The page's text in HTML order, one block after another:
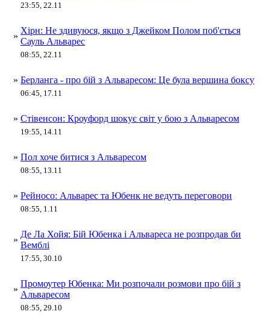
23:55, 22.11
»
Хірн: Не здивуюся, якщо з Джейком Полом поб'ється
Сауль Альварес
08:55, 22.11
» Берланга - про бій з Альваресом: Це була вершина боксу
06:45, 17.11
» Стівенсон: Кроуфорд шокує світ у бою з Альваресом
19:55, 14.11
» Пол хоче битися з Альваресом
08:55, 13.11
» Рейносо: Альварес та Юбенк не ведуть переговори
08:55, 1.11
»
Де Ла Хойя: Бій Юбенка і Альвареса не розпродав би
Вемблі
17:55, 30.10
»
Промоутер Юбенка: Ми розпочали розмови про бій з
Альваресом
08:55, 29.10